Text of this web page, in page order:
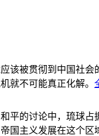
该被贯彻到中国社
就不可能真正化解。
平的讨论中，琉球
国主义发展在这个区